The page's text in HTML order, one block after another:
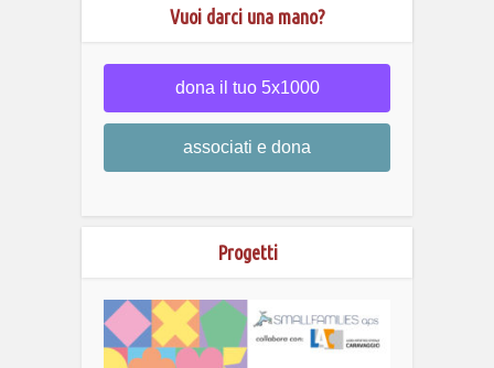
Vuoi darci una mano?
dona il tuo 5x1000
associati e dona
Progetti